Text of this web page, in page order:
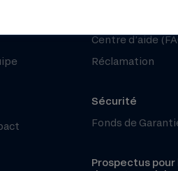
Centre d’aide
Réclamation
Sécurité
Fonds de
Prospectus pour